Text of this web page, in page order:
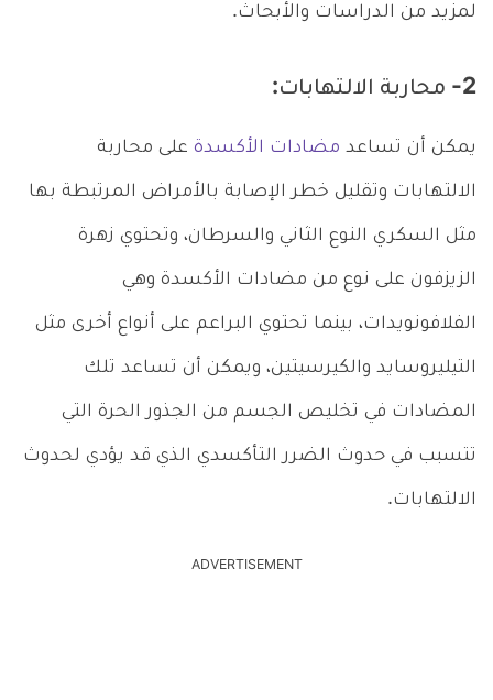
لمزيد من الدراسات والأبحاث.
2- محاربة الالتهابات:
يمكن أن تساعد مضادات الأكسدة على محاربة
الالتهابات وتقليل خطر الإصابة بالأمراض المرتبطة بها
مثل السكري النوع الثاني والسرطان، وتحتوي زهرة
الزيزفون على نوع من مضادات الأكسدة وهي
الفلافونويدات، بينما تحتوي البراعم على أنواع أخرى مثل
التيليروسايد والكيرسيتين، ويمكن أن تساعد تلك
المضادات في تخليص الجسم من الجذور الحرة التي
تتسبب في حدوث الضرر التأكسدي الذي قد يؤدي لحدوث
الالتهابات.
ADVERTISEMENT